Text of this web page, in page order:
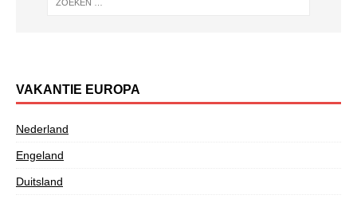
VAKANTIE EUROPA
Nederland
Engeland
Duitsland